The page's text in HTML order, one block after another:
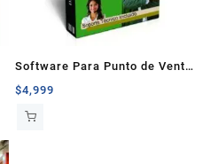
Software Para Punto de Venta
Dess 8 + Instalacion +
Configuracion + Capacitacion
$4,999